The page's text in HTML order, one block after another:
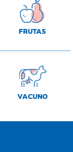
FRUTAS
VACUNO